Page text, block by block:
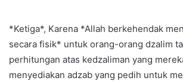
*Ketiga*, Karena *Allah berkehendak
secara fisik* untuk orang-orang dzalim
perhitungan atas kedzaliman yang
menyediakan adzab yang pedih untuk